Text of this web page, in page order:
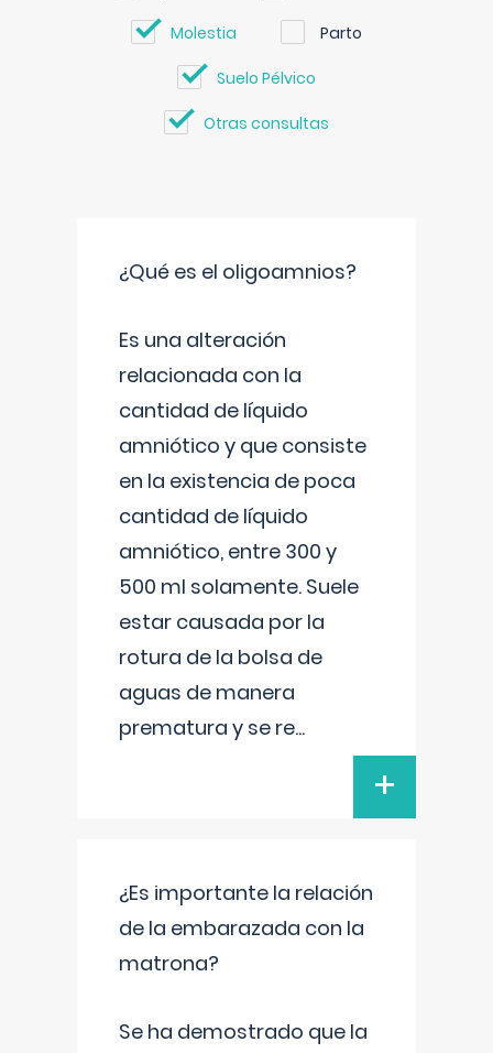
Molestia Parto
Suelo Pélvico
Otras consultas
¿Qué es el oligoamnios?
Es una alteración
relacionada con la
cantidad de líquido
amniótico y que consiste
en la existencia de poca
cantidad de líquido
amniótico, entre 300 y
500 ml solamente. Suele
estar causada por la
rotura de la bolsa de
aguas de manera
prematura y se re...
+
¿Es importante la relación
de la embarazada con la
matrona?
Se ha demostrado que la